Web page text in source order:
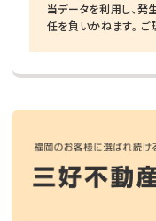
当データを利用し、
任を負いかねます。 ご